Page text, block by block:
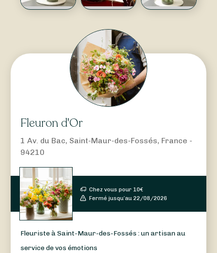
Fleuron d'Or
1 Av. du Bac, Saint-Maur-des-Fossés, France -
94210
Chez vous pour10€
Fermé jusqu’au 22/08/2026
Fleuriste à Saint-Maur-des-Fossés : un artisan au
service de vos émotions